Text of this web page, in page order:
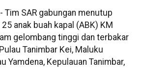
Tim SAR gabungan menutup
anak buah kapal (ABK) KM
gelombang tinggi dan terbakar
Tanimbar Kei, Maluku
Yamdena, Kepulauan Tanimbar,